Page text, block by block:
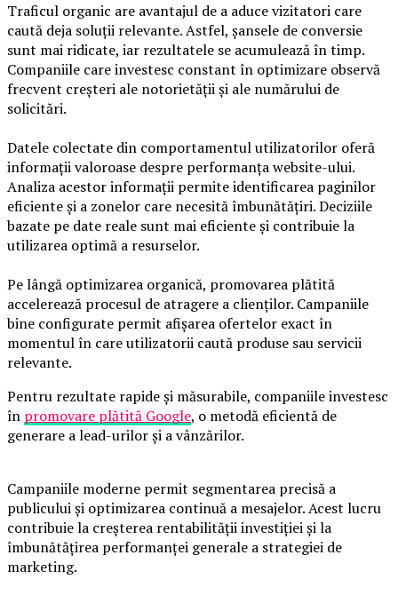
Traficul organic are avantajul de a aduce vizitatori care
caută deja soluții relevante. Astfel, șansele de conversie
sunt mai ridicate, iar rezultatele se acumulează în timp.
Companiile care investesc constant în optimizare observă
frecvent creșteri ale notorietății și ale numărului de
solicitări.
Datele colectate din comportamentul utilizatorilor oferă
informații valoroase despre performanța website-ului.
Analiza acestor informații permite identificarea paginilor
eficiente și a zonelor care necesită îmbunătățiri. Deciziile
bazate pe date reale sunt mai eficiente și contribuie la
utilizarea optimă a resurselor.
Pe lângă optimizarea organică, promovarea plătită
accelerează procesul de atragere a clienților. Campaniile
bine configurate permit afișarea ofertelor exact în
momentul în care utilizatorii caută produse sau servicii
relevante.
Pentru rezultate rapide și măsurabile, companiile investesc
în promovare plătită Google, o metodă eficientă de
generare a lead-urilor și a vânzărilor.
Campaniile moderne permit segmentarea precisă a
publicului și optimizarea continuă a mesajelor. Acest lucru
contribuie la creșterea rentabilității investiției și la
îmbunătățirea performanței generale a strategiei de
marketing.